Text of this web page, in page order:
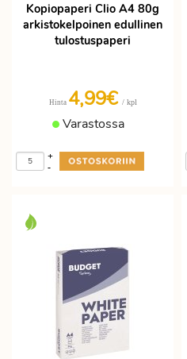
Kopiopaperi Clio A4 80g
arkistokelpoinen edullinen
tulostuspaperi
Hinta 4,99€ / kpl
Varastossa
-
+